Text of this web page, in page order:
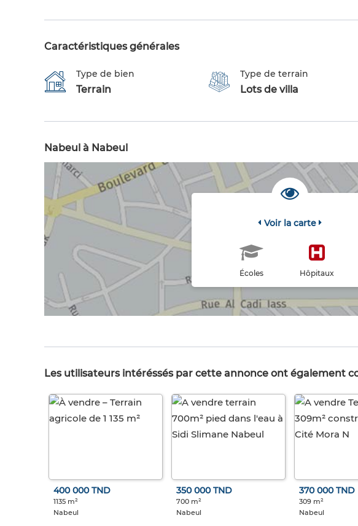
Caractéristiques générales
Type de bien
Terrain
Type de terrain
Lots de villa
Nabeul à Nabeul
Voir la carte
Écoles Hôpitaux
Les utilisateurs intéréssés par cette annonce ont également
400 000 TND
1135 m²
Nabeul
350 000 TND
700 m²
Nabeul
370 000 TND
309 m²
Nabeul